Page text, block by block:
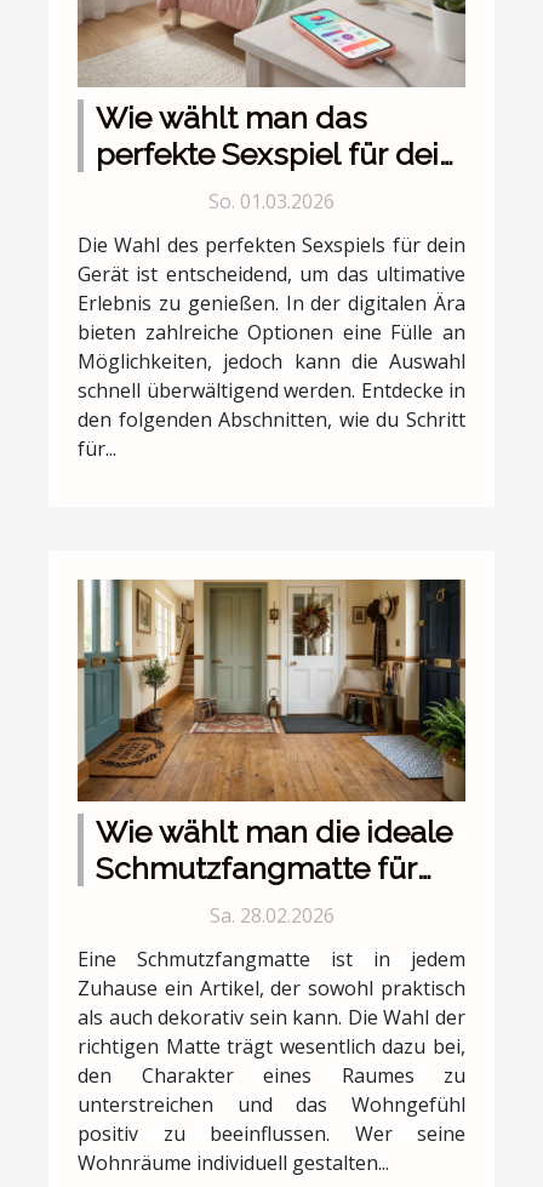
Wie wählt man das
perfekte Sexspiel für dein
Gerät aus?So. 01.03.2026
Die Wahl des perfekten Sexspiels für dein
Gerät ist entscheidend, um das ultimative
Erlebnis zu genießen. In der digitalen Ära
bieten zahlreiche Optionen eine Fülle an
Möglichkeiten, jedoch kann die Auswahl
schnell überwältigend werden. Entdecke in
den folgenden Abschnitten, wie du Schritt
für...
Wie wählt man die ideale
Schmutzfangmatte für
verschiedene Wohnstile?
Sa. 28.02.2026
Eine Schmutzfangmatte ist in jedem
Zuhause ein Artikel, der sowohl praktisch
als auch dekorativ sein kann. Die Wahl der
richtigen Matte trägt wesentlich dazu bei,
den Charakter eines Raumes zu
unterstreichen und das Wohngefühl
positiv zu beeinflussen. Wer seine
Wohnräume individuell gestalten...